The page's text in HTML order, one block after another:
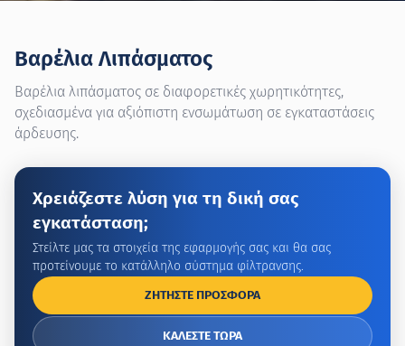
Βαρέλια Λιπάσματος
Βαρέλια λιπάσματος σε διαφορετικές χωρητικότητες,
σχεδιασμένα για αξιόπιστη ενσωμάτωση σε εγκαταστάσεις
άρδευσης.
Χρειάζεστε λύση για τη δική σας
εγκατάσταση;
Στείλτε μας τα στοιχεία της εφαρμογής σας και θα σας
προτείνουμε το κατάλληλο σύστημα φίλτρανσης.
ΖΗΤΗΣΤΕ ΠΡΟΣΦΟΡΑ
ΚΑΛΕΣΤΕ ΤΩΡΑ